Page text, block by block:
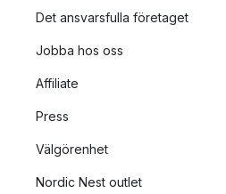
Det ansvarsfulla företaget
Jobba hos oss
Affiliate
Press
Välgörenhet
Nordic Nest outlet